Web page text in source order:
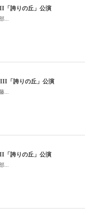
「誇りの丘」公演
...
「誇りの丘」公演
...
「誇りの丘」公演
...